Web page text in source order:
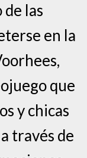
las
en la
que
y chicas
través de